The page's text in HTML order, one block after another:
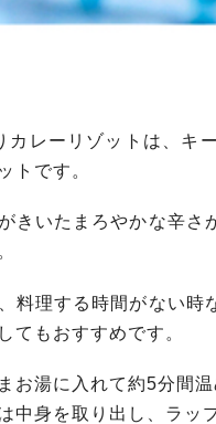
カレーリゾットは、キ
トです。
きいたまろやかな辛さ
料理する時間がない時
てもおすすめです。
お湯に入れて約5分間温
中身を取り出し、ラッ